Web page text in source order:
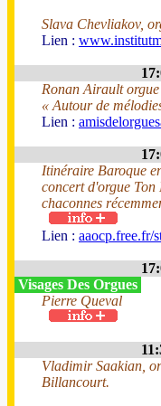
Slava Chevliakov,
Lien :
Ronan Airault
« Autour de
Lien :
Itinéraire Baroque
concert d'orgue Ton
chaconnes
Lien : aaocp.free.fr/
Visages Des Orgues
Pierre Queval
Vladimir Saakian,
Billancourt.